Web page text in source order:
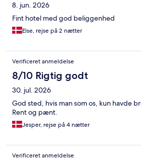
8. jun. 2026
Fint hotel med god beliggenhed
Else, rejse på 2 nætter
Verificeret anmeldelse
8/10 Rigtig godt
30. jul. 2026
God sted, hvis man som os, kun havde
Rent og pænt.
Jesper, rejse på 4 nætter
Verificeret anmeldelse